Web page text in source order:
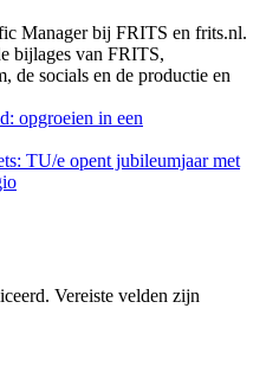
Manager bij FRITS en frits.nl.
bijlages van FRITS,
de socials en de productie en
opgroeien in een
TU/e opent jubileumjaar met
Vereiste velden zijn